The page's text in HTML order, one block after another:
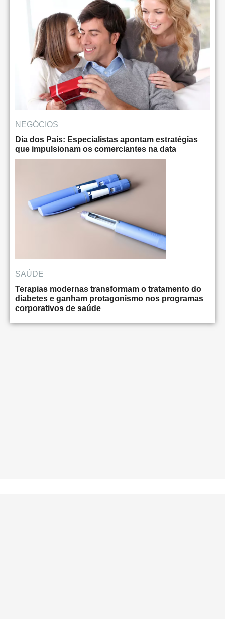
NEGÓCIOS
Dia dos Pais: Especialistas apontam estratégias
que impulsionam os comerciantes na data
SAÚDE
Terapias modernas transformam o tratamento do
diabetes e ganham protagonismo nos programas
corporativos de saúde